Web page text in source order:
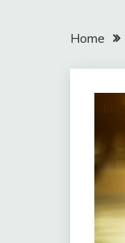
Home